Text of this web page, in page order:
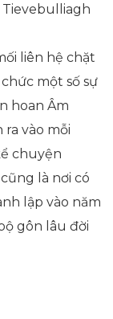
liên hệ chặt
một số sự
hoan Âm
vào mỗi
chuyện
là nơi có
lập vào năm
gôn lâu đời